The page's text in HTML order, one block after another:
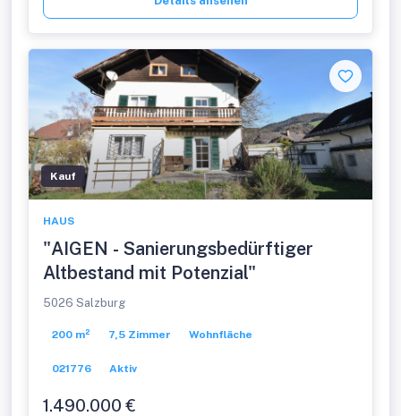
Kauf
HAUS
"AIGEN - Sanierungsbedürftiger
Altbestand mit Potenzial"
5026 Salzburg
200 m² 7,5 Zimmer Wohnfläche
021776 Aktiv
1.490.000 €